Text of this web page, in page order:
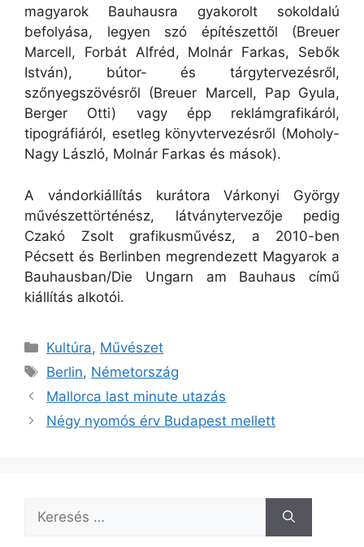
magyarok Bauhausra gyakorolt sokoldalú
befolyása, legyen szó építészettől (Breuer
Marcell, Forbát Alfréd, Molnár Farkas, Sebők
István), bútor- és tárgytervezésről,
szőnyegszövésről (Breuer Marcell, Pap Gyula,
Berger Otti) vagy épp reklámgrafikáról,
tipográfiáról, esetleg könyvtervezésről (Moholy-
Nagy László, Molnár Farkas és mások).
A vándorkiállítás kurátora Várkonyi György
művészettörténész, látványtervezője pedig
Czakó Zsolt grafikusművész, a 2010-ben
Pécsett és Berlinben megrendezett Magyarok a
Bauhausban/Die Ungarn am Bauhaus című
kiállítás alkotói.
Kategória
Kultúra, Művészet
Címkék
Berlin, Németország
Mallorca last minute utazás
Négy nyomós érv Budapest mellett
Keresés: